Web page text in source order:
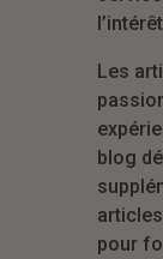
Les
blog
pour